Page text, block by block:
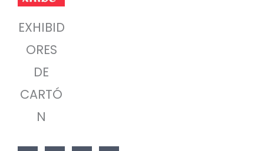
EXHIBID
ORES
DE
CARTÓ
N